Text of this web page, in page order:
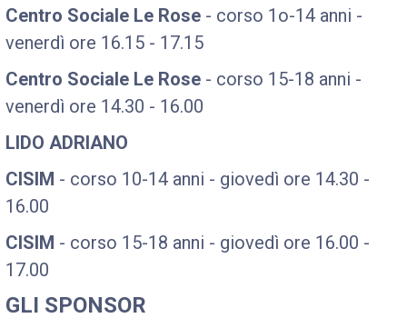
Centro Sociale Le Rose - corso 1o-14 anni -
venerdì ore 16.15 - 17.15
Centro Sociale Le Rose - corso 15-18 anni -
venerdì ore 14.30 - 16.00
LIDO ADRIANO
CISIM - corso 10-14 anni - giovedì ore 14.30 -
16.00
CISIM - corso 15-18 anni - giovedì ore 16.00 -
17.00
GLI SPONSOR